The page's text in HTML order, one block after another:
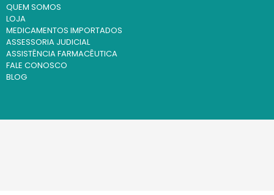
QUEM SOMOS
LOJA
MEDICAMENTOS IMPORTADOS
ASSESSORIA JUDICIAL
ASSISTÊNCIA FARMACÊUTICA
FALE CONOSCO
BLOG